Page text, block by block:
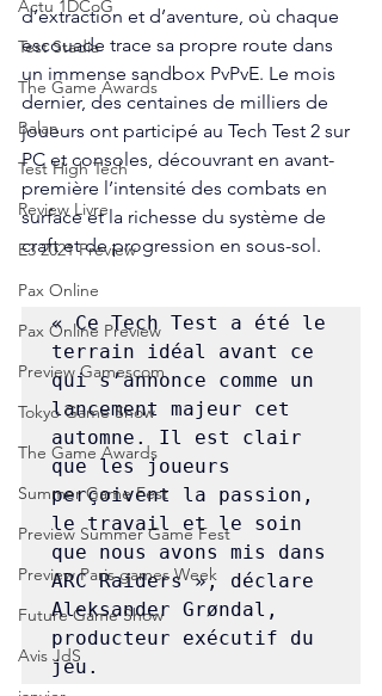
Actu 1DCoG
Test Stadia
The Game Awards
Balan
Test High Tech
Review Livre
E3 2021 Preview
Pax Online
Pax Online Preview
Preview Gamescom
Tokyo Game Show
The Game Awards
Summer Game Fest
Preview Summer Game Fest
Preview Paris games Week
Future Game Show
Avis JdS
d’extraction et d’aventure, où chaque
escouade trace sa propre route dans
un immense sandbox PvPvE. Le mois
dernier, des centaines de milliers de
joueurs ont participé au Tech Test 2 sur
PC et consoles, découvrant en avant-
première l’intensité des combats en
surface et la richesse du système de
craft et de progression en sous-sol.
« Ce Tech Test a été le
terrain idéal avant ce
qui s’annonce comme un
lancement majeur cet
automne. Il est clair
que les joueurs
perçoivent la passion,
le travail et le soin
que nous avons mis dans
ARC Raiders », déclare
Aleksander Grøndal,
producteur exécutif du
jeu.